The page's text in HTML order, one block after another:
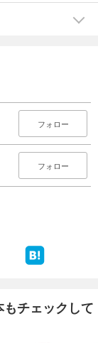
フォロー
フォロー
チェックして